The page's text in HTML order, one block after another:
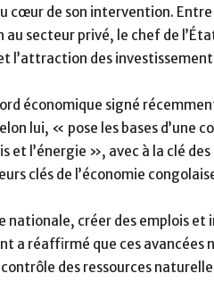
cœur de son intervention.
secteur privé, le chef de
l’attraction des
économique signé
lui, « pose les bases d’une
et l’énergie », avec à la clé des
clés de l’économie
créer des emplois et
a réaffirmé que ces avancées
des ressources